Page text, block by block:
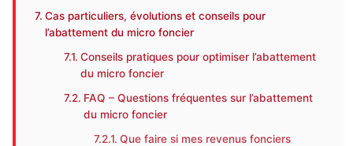
Cas particuliers, évolutions et conseils pour
l’abattement du micro foncier
Conseils pratiques pour optimiser l’abattement
du micro foncier
FAQ – Questions fréquentes sur l’abattement
du micro foncier
Que faire si mes revenus fonciers